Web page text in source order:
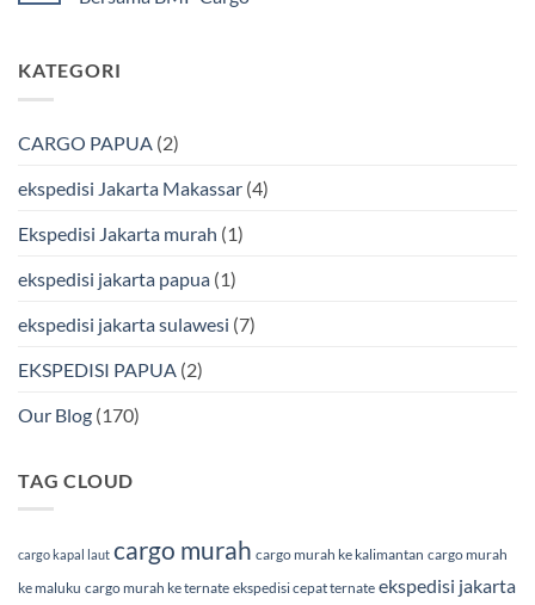
Murah
Bmp
Cargo
Ekspedisi
Laut
Bersama
&
pada
Ekspedisi
Laut
BMP
KATEGORI
CARGO PAPUA (2)
ekspedisi Jakarta Makassar (4)
Ekspedisi Jakarta murah (1)
ekspedisi jakarta papua (1)
ekspedisi jakarta sulawesi (7)
EKSPEDISI PAPUA (2)
Our Blog (170)
TAG CLOUD
cargo kapal laut cargo murah cargo murah ke kalimantan cargo murah
ke maluku cargo murah ke ternate ekspedisi cepat ternate ekspedisi jakarta